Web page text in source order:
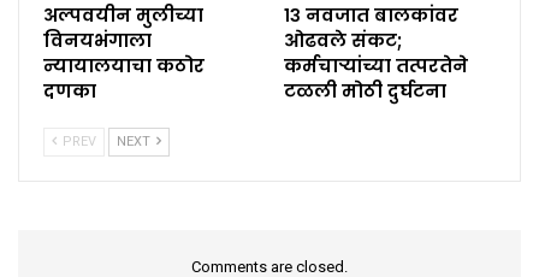
अल्पवयीन मुलीच्या
विनयभंगाला
न्यायालयाचा कठोर
दणका
१३ नवजात बालकांवर
ओढवले संकट;
कर्मचाऱ्यांच्या तत्परतेने
टळली मोठी दुर्घटना
PREV NEXT
Comments are closed.